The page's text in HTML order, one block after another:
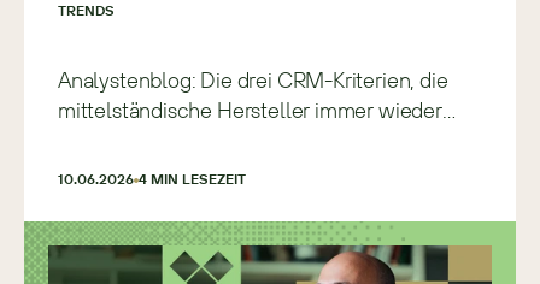
TRENDS
Analystenblog: Die drei CRM-Kriterien, die
mittelständische Hersteller immer wieder
10.06.2026 4 MIN LESEZEIT